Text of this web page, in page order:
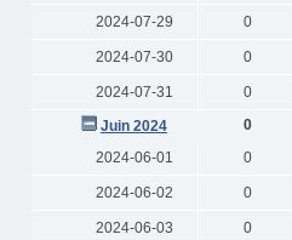
2024-07-29 0
2024-07-30 0
2024-07-31 0
Juin 2024
0
2024-06-01
0
2024-06-02 0
2024-06-03 0